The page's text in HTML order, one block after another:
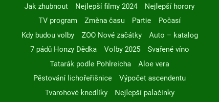
Jak zhubnout Nejlepší filmy 2024
Nejlepší horory
TV program
Změna času Partie
Počasí
Kdy budou volby
ZOO Nové začátky
Auto – katalog
7 pádů Honzy Dědka
Volby 2025
Svařené víno
Tatarák podle Pohlreicha
Aloe vera
Pěstování lichořeřišnice
Výpočet ascendentu
Tvarohové knedlíky
Nejlepší palačinky